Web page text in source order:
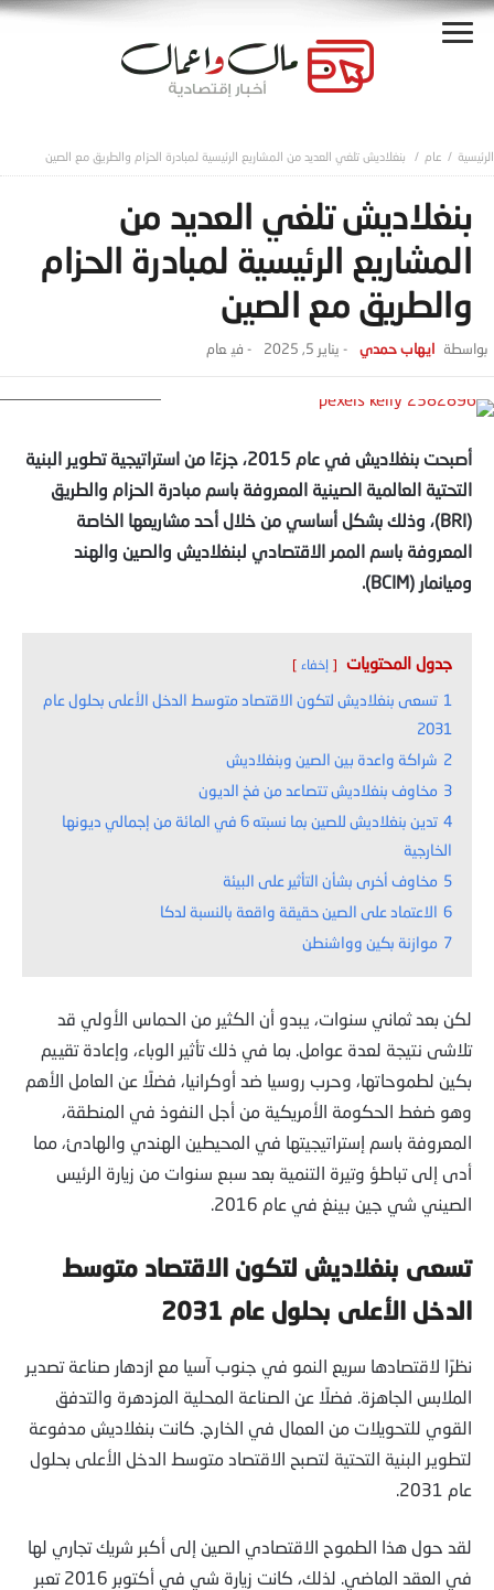
عام بنغلاديش تلغي العديد من المشاريع الرئيسية لمبادرة الحزام والطريق مع الصين
بنغلاديش تلغي العديد من
المشاريع الرئيسية لمبادرة الحزام
والطريق مع الصين
ايهاب حمدي - يناير 5, 2025 - ‎في عام
أصبحت بنغلاديش في عام 2015، جزءًا من استراتيجية تطوير البنية
التحتية العالمية الصينية المعروفة باسم مبادرة الحزام والطريق
(BRI)، وذلك بشكل أساسي من خلال أحد مشاريعها الخاصة
المعروفة باسم الممر الاقتصادي لبنغلاديش والصين والهند
وميانمار (BCIM).
جدول المحتويات إخفاء
1 تسعى بنغلاديش لتكون الاقتصاد متوسط الدخل الأعلى بحلول عام
2031
2 شراكة واعدة بين الصين وبنغلاديش
3 مخاوف بنغلاديش تتصاعد من فخ الديون
4
تدين بنغلاديش للصين بما نسبته 6 في المائة من إجمالي ديونها
الخارجية
5 مخاوف أخرى بشأن التأثير على البيئة
6 الاعتماد على الصين حقيقة واقعة بالنسبة لدكا
7 موازنة بكين وواشنطن
لكن بعد ثماني سنوات، يبدو أن الكثير من الحماس الأولي قد
تلاشى نتيجة لعدة عوامل. بما في ذلك تأثير الوباء، وإعادة تقييم
بكين لطموحاتها، وحرب روسيا ضد أوكرانيا، فضلًا عن العامل الأهم
وهو ضغط الحكومة الأمريكية من أجل النفوذ في المنطقة،
المعروفة باسم إستراتيجيتها في المحيطين الهندي والهادئ، مما
أدى إلى تباطؤ وتيرة التنمية بعد سبع سنوات من زيارة الرئيس
الصيني شي جين بينغ في عام 2016.
تسعى بنغلاديش لتكون الاقتصاد متوسط
الدخل الأعلى بحلول عام 2031
نظرًا لاقتصادها سريع النمو في جنوب آسيا مع ازدهار صناعة تصدير
الملابس الجاهزة. فضلًا عن الصناعة المحلية المزدهرة والتدفق
القوي للتحويلات من العمال في الخارج. كانت بنغلاديش مدفوعة
لتطوير البنية التحتية لتصبح الاقتصاد متوسط الدخل الأعلى بحلول
عام 2031.
لقد حول هذا الطموح الاقتصادي الصين إلى أكبر شريك تجاري لها
في العقد الماضي. لذلك، كانت زيارة شي في أكتوبر 2016 تعبر